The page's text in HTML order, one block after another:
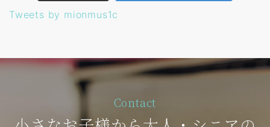
Tweets by mionmus1c
Contact